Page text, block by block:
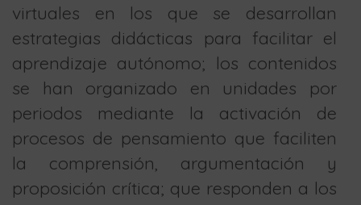
virtuales en los que se desarrollan
estrategias didácticas para facilitar el
aprendizaje autónomo; los contenidos
se han organizado en unidades por
periodos mediante la activación de
procesos de pensamiento que faciliten
la comprensión, argumentación y
proposición crítica; que responden a los